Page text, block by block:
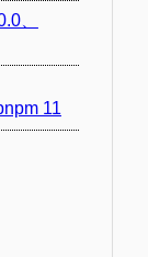
、
11